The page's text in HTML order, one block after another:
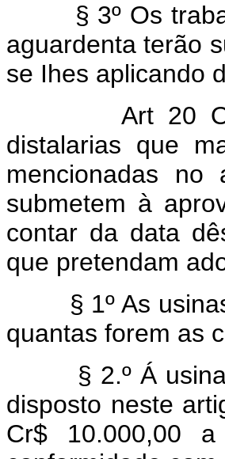
§ 3º Os
aguardenta terão
se Ihes aplicando
Art 20
distalarias que
mencionadas
submetem à
contar da data
que pretendam
§ 1º As usinas
quantas forem as
§ 2.º Á usina
disposto neste
Cr$ 10.000,00